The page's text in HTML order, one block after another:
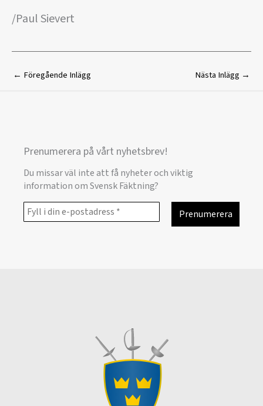
/Paul Sievert
← Föregående Inlägg Nästa Inlägg →
Prenumerera på vårt nyhetsbrev!
Du missar väl inte att få nyheter och viktig
information om Svensk Fäktning?